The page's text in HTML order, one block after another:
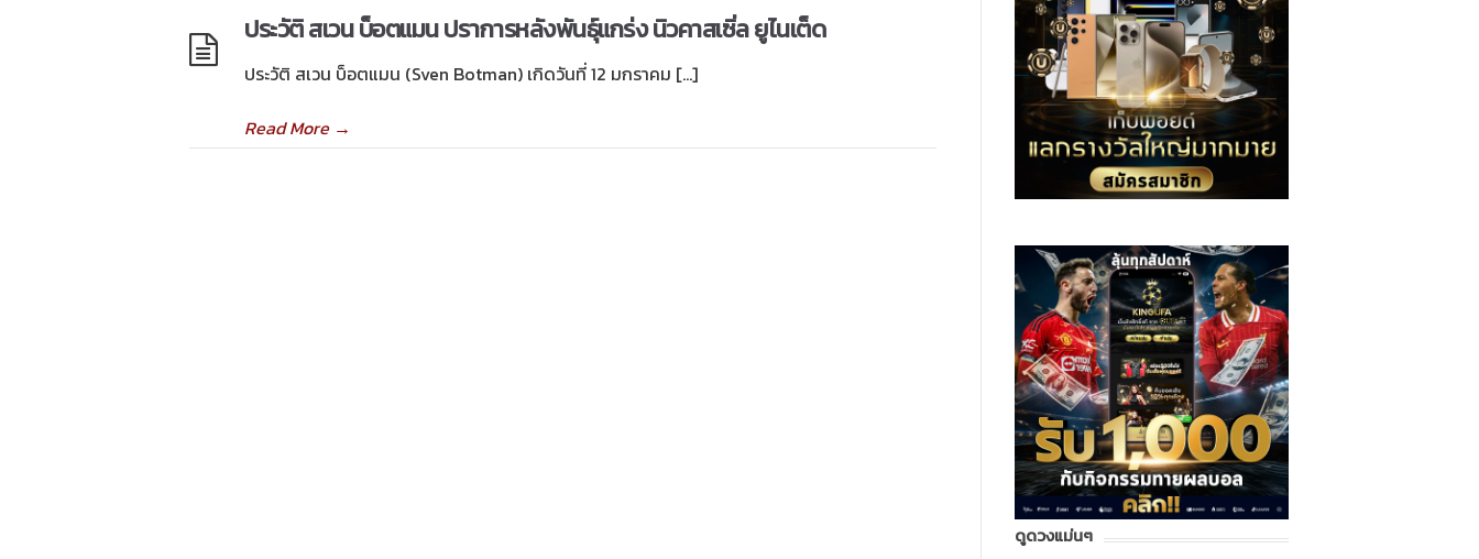
ประวัติ สเวน บ็อตแมน ปราการหลังพันธุ์แกร่ง นิวคาสเซิ่ล ยูไนเต็ด
ประวัติ สเวน บ็อตแมน (Sven Botman) เกิดวันที่ 12 มกราคม […]
Read More→
ดูดวงแม่นๆ